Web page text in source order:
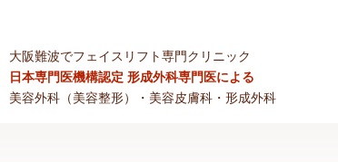
大阪難波でフェイスリフト専門クリニック
日本専門医機構認定 形成外科専門医による
美容外科（美容整形）・美容皮膚科・形成外科